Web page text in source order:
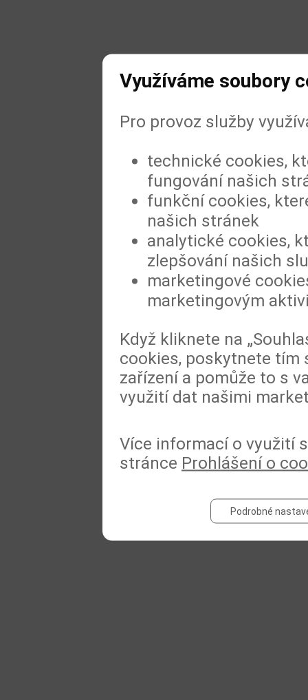
Využíváme soubory
Pro provoz služby
technické cookies,
fungování našich
funkční cookies,
našich stránek
analytické cookies,
zlepšování našich
marketingové
marketingovým
Když kliknete na
cookies, poskytnete tím
zařízení a pomůže to s
využití dat našimi
Více informací o využití
stránce Prohlášení o
Podrobné